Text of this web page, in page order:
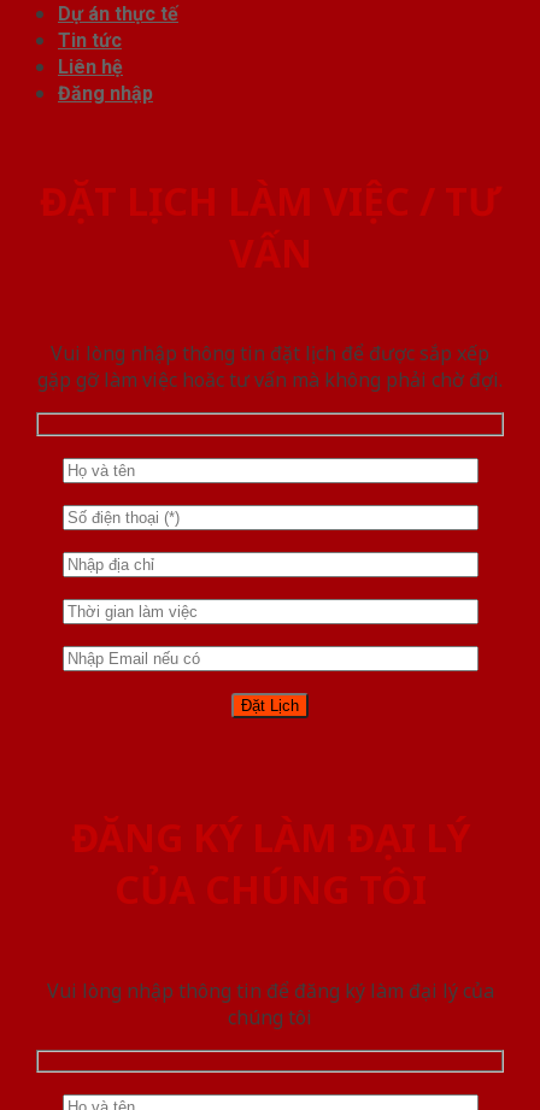
Dự án thực tế
Tin tức
Liên hệ
Đăng nhập
ĐẶT LỊCH LÀM VIỆC / TƯ
VẤN
Vui lòng nhập thông tin đặt lịch để được sắp xếp
gặp gỡ làm việc hoăc tư vấn mà không phải chờ đợi.
ĐĂNG KÝ LÀM ĐẠI LÝ
CỦA CHÚNG TÔI
Vui lòng nhập thông tin để đăng ký làm đại lý của
chúng tôi